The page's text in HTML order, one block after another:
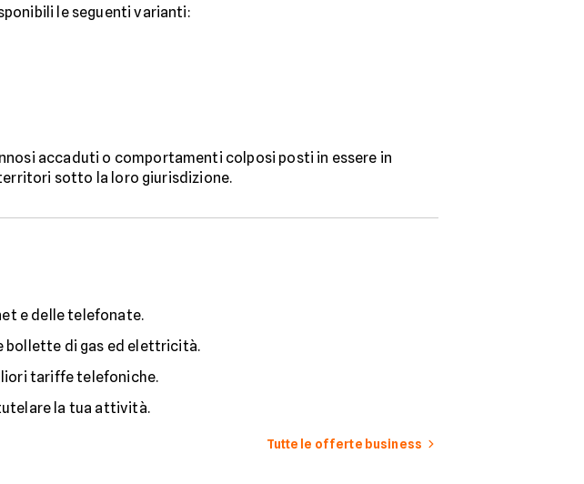
le seguenti varianti:
accaduti o comportamenti colposi posti in essere in
territori sotto la loro giurisdizione.
e delle telefonate.
bollette di gas ed elettricità.
tariffe telefoniche.
la tua attività.
Tutte le offerte business